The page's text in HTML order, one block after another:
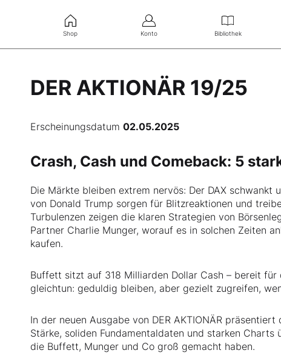
Shop Konto Bibliothek
DER AKTIONÄR 19/25
Erscheinungsdatum02.05.2025
Crash, Cash und Comeback: 5
Die Märkte bleiben extrem nervös: Der DAX schwankt
von Donald Trump sorgen für Blitzreaktionen und
Turbulenzen zeigen die klaren Strategien von
Partner Charlie Munger, worauf es in solchen Zeiten
kaufen.
Buffett sitzt auf 318 Milliarden Dollar Cash – bereit
gleichtun: geduldig bleiben, aber gezielt zugreifen,
In der neuen Ausgabe von DER AKTIONÄR
Stärke, soliden Fundamentaldaten und starken
die Buffett, Munger und Co groß gemacht haben.